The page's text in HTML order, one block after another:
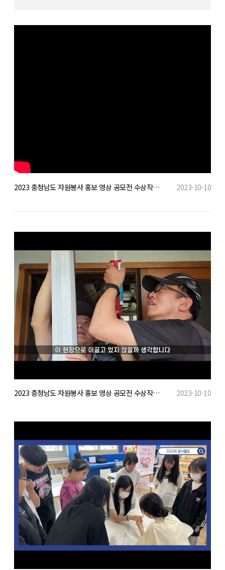
2023 충청남도 자원봉사 홍보 영상 공모전 수상작(대상) 2023-10-10
2023 충청남도 자원봉사 홍보 영상 공모전 수상작(일반부 최우수) 2023-10-10